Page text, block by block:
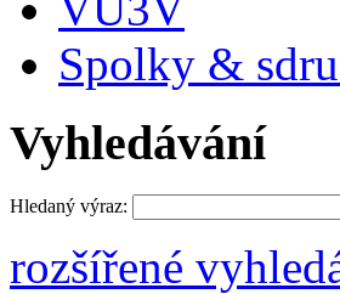
Spolky &
Vyhledávání
Hledaný výraz:
rozšířené